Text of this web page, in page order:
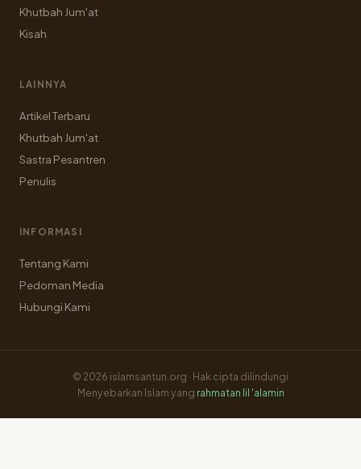
Khutbah Jum'at
Kisah
LAINNYA
Artikel Terbaru
Khutbah Jum'at
Sastra Pesantren
Penulis
INFORMASI
Tentang Kami
Pedoman Media
Hubungi Kami
© 2026 islamsantun.org · Hak cipta dilindungi
Menyebarkan Islam yang rahmatan lil 'alamin